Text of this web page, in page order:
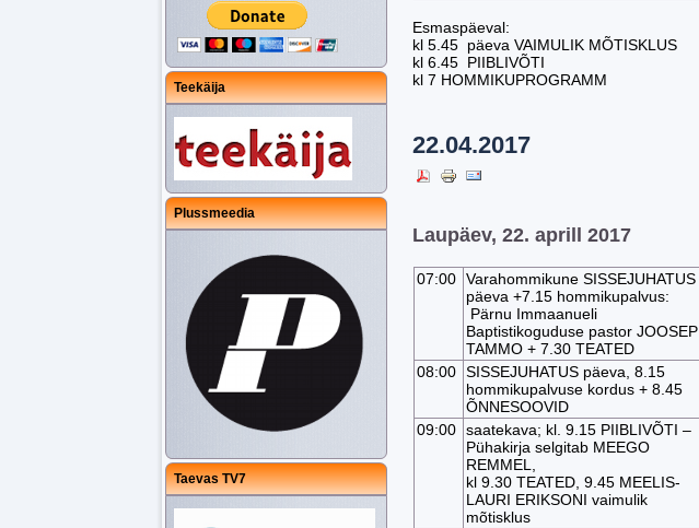
Teekäija
Plussmeedia
Taevas TV7
Esmaspäeval:
kl 5.45 päeva VAIMULIK MÕTISKLUS
kl 6.45 PIIBLIVÕTI
kl 7 HOMMIKUPROGRAMM
22.04.2017
Laupäev, 22. aprill 2017
07:00 Varahommikune SISSEJUHATUS
päeva +7.15 hommikupalvus:
Pärnu Immaanueli
Baptistikoguduse pastor JOOSEP
TAMMO + 7.30 TEATED
08:00 SISSEJUHATUS päeva, 8.15
hommikupalvuse kordus + 8.45
ÕNNESOOVID
09:00 saatekava; kl. 9.15 PIIBLIVÕTI –
Pühakirja selgitab MEEGO
REMMEL,
kl 9.30 TEATED, 9.45 MEELIS-
LAURI ERIKSONI vaimulik
mõtisklus